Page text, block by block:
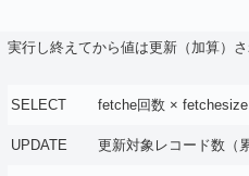
実行し終えてから値は更新（加算）
SELECT fetche回数 ×
UPDATE 更新対象レコード数（